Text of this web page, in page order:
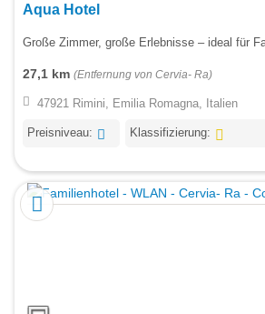
Aqua Hotel
Große Zimmer, große Erlebnisse – ideal für
27,1 km (Entfernung von Cervia- Ra)
47921 Rimini, Emilia Romagna, Italien
Preisniveau: Klassifizierung: